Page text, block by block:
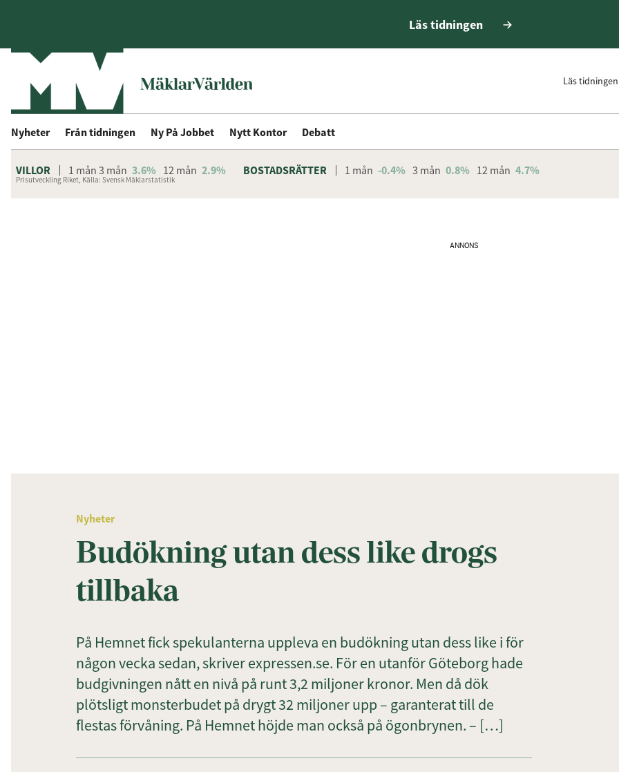
Läs tidningen
Läs tidningen
Nyheter Från tidningen Ny På Jobbet Nytt Kontor Debatt
VILLOR 1 mån 3 mån 3.6% 12 mån 2.9% BOSTADSRÄTTER 1 mån -0.4% 3 mån 0.8% 12 mån 4.7%
Prisutveckling Riket, Källa: Svensk Mäklarstatistik
ANNONS
Nyheter
Budökning utan dess like drogs
tillbaka
På Hemnet fick spekulanterna uppleva en budökning utan dess like i för
någon vecka sedan, skriver expressen.se. För en utanför Göteborg hade
budgivningen nått en nivå på runt 3,2 miljoner kronor. Men då dök
plötsligt monsterbudet på drygt 32 miljoner upp – garanterat till de
flestas förvåning. På Hemnet höjde man också på ögonbrynen. – […]